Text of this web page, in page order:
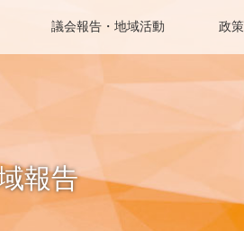
議会報告・地域活動 政
報告